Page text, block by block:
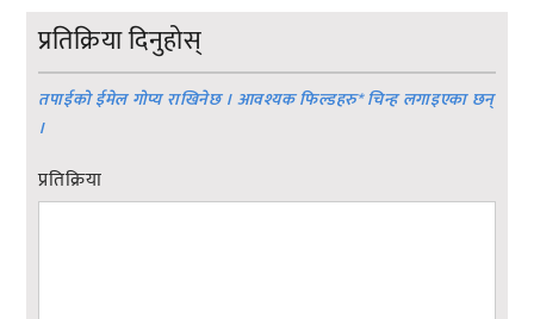
प्रतिक्रिया दिनुहोस्
तपाईको ईमेल गोप्य राखिनेछ । आवश्यक फिल्डहरु*चिन्ह लगाइएका छन्
।
प्रतिक्रिया